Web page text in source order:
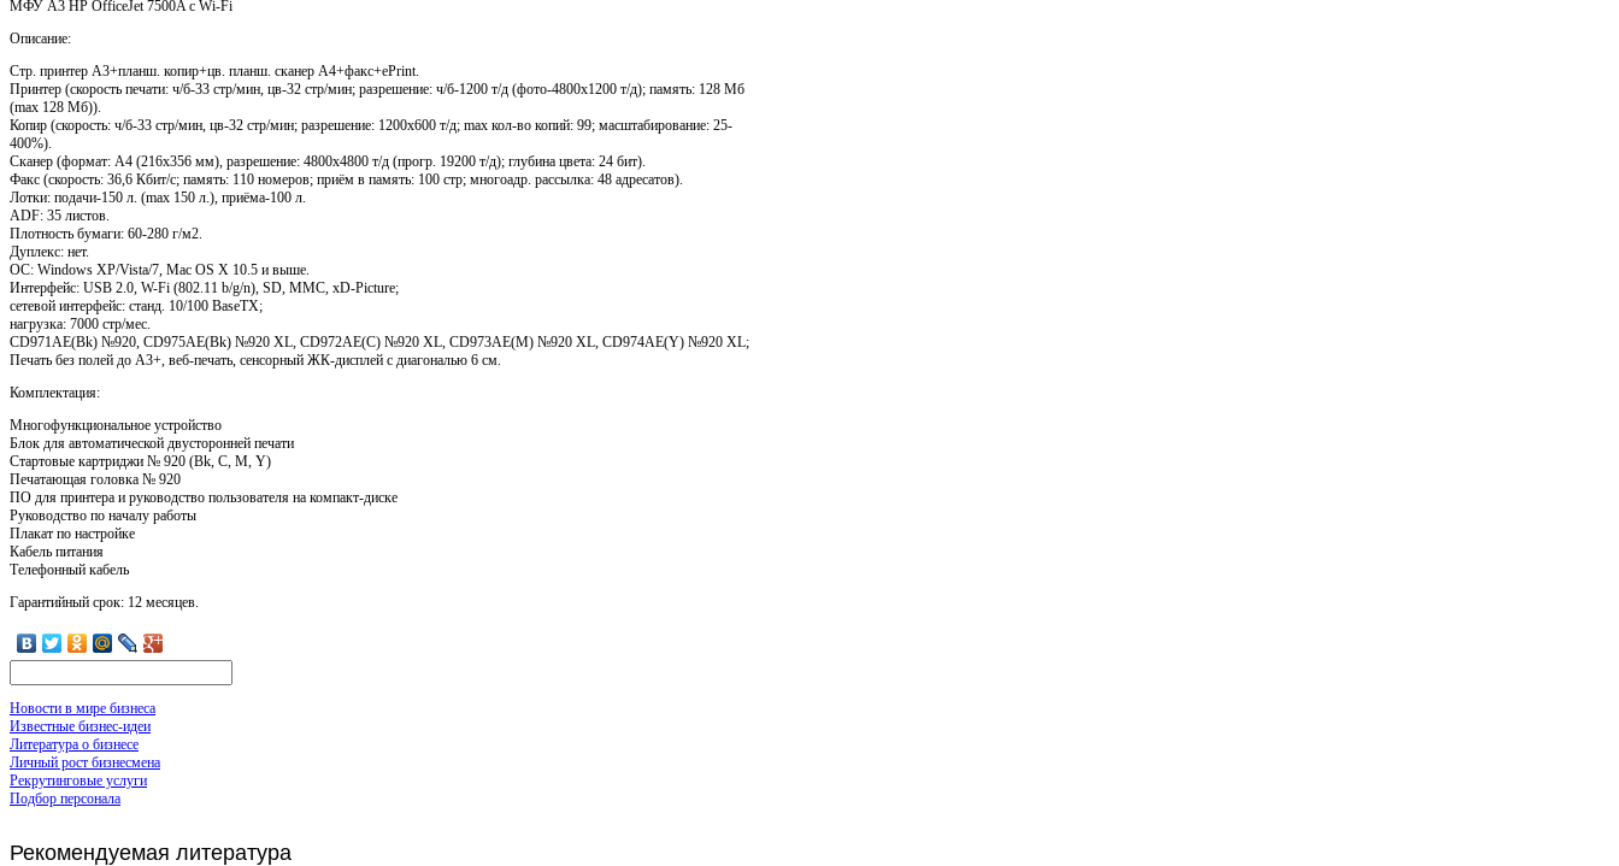
МФУ A3 HP OfficeJet 7500A с Wi-Fi
Описание:
Cтр. принтер А3+планш. копир+цв. планш. сканер А4+факс+ePrint.
Принтер (скорость печати: ч/б-33 стр/мин, цв-32 стр/мин; разрешение: ч/б-1200 т/д (фото-4800х1200 т/д); память: 128 Мб
(max 128 Мб)).
Копир (скорость: ч/б-33 стр/мин, цв-32 стр/мин; разрешение: 1200x600 т/д; max кол-во копий: 99; масштабирование: 25-
400%).
Сканер (формат: А4 (216x356 мм), разрешение: 4800x4800 т/д (прогр. 19200 т/д); глубина цвета: 24 бит).
Факс (скорость: 36,6 Кбит/с; память: 110 номеров; приём в память: 100 стр; многоадр. рассылка: 48 адресатов).
Лотки: подачи-150 л. (max 150 л.), приёма-100 л.
ADF: 35 листов.
Плотность бумаги: 60-280 г/м2.
Дуплекс: нет.
ОС: Windows XP/Vista/7, Mac OS X 10.5 и выше.
Интерфейс: USB 2.0, W-Fi (802.11 b/g/n), SD, MMC, xD-Picture;
сетевой интерфейс: станд. 10/100 BaseTX;
нагрузка: 7000 стр/мес.
CD971AE(Bk) №920, CD975AE(Bk) №920 XL, CD972AE(C) №920 XL, CD973AE(M) №920 XL, CD974AE(Y) №920 XL;
Печать без полей до A3+, веб-печать, сенсорный ЖК-дисплей с диагональю 6 см.
Комплектация:
Многофункциональное устройство
Блок для автоматической двусторонней печати
Стартовые картриджи № 920 (Bk, C, M, Y)
Печатающая головка № 920
ПО для принтера и руководство пользователя на компакт-диске
Руководство по началу работы
Плакат по настройке
Кабель питания
Телефонный кабель
Гарантийный срок: 12 месяцев.
Новости в мире бизнеса
Известные бизнес-идеи
Литература о бизнесе
Личный рост бизнесмена
Рекрутинговые услуги
Подбор персонала
Рекомендуемая литература